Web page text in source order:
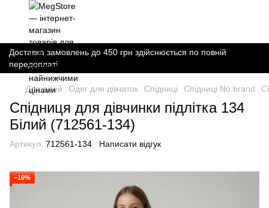
Доставка замовлень до 450 грн здійснюється по повній
передоплаті
Для дітей Одяг для дівчаток Спідниці Спідниці No brand
Спідниця для дівчинки підлітка 134
Білий (712561-134)
Артикул: 712561-134 Написати відгук
−10%